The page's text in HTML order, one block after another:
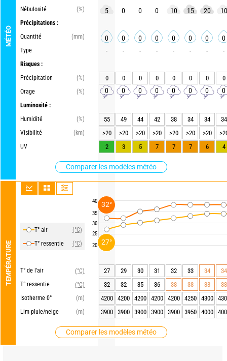
MÉTÉO
Nébulosité
(%)
Précipitations :
Quantité
(mm)
Type
Risques :
Précipitation
(%)
Orage
(%)
Luminosité :
Humidité
(%)
Visibilité
(km)
UV
Comparer les modèles météo
TEMPÉRATURE
T° air
(°C)
T° ressentie
(°C)
T° de l'air
(°C)
T° ressentie
(°C)
Isotherme 0°
(m)
Lim pluie/neige
(m)
Comparer les modèles météo
40
35
30
25
20
5 0 0 0 10 15 20 10
0 0 0 0 0 0 0 0
- - - - - - - -
0 0 0 0 0 0 0 0
0 0 0 0 0 0 0 0
55 49 44 42 38 34 34
34
>20
>20 >20 >20 >20 >20 >20
2
3 5 7 7 7 6 4
27 29 30 31 32 33 34
34
32
32 35 36 38 38 38
38
4200
4200 4200 4200 4200 4250 4300
3900
3900 3900 3900 3900 3950 4000
27°
32°